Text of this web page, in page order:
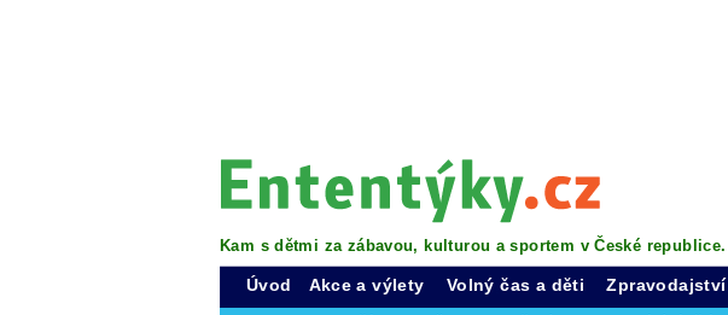
Kam s dětmi za zábavou, kulturou a sportem v České republice.
Úvod Akce a výlety Volný čas a děti Zpravodajství